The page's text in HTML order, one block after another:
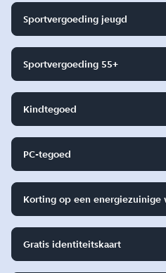
Sportvergoeding jeugd
Sportvergoeding 55+
Kindtegoed
PC-tegoed
Korting op een energiezuinige
Gratis identiteitskaart